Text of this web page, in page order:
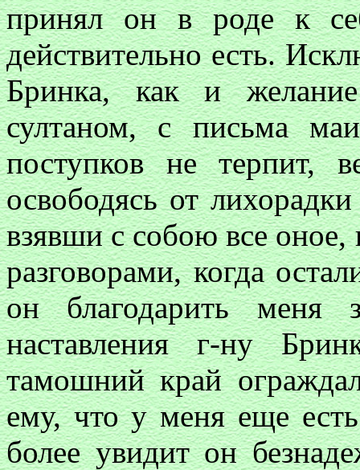
принял он в роде к
действительно есть.
Бринка, как и
султаном, с письма
поступков не терпит,
освободясь от
взявши с собою все оное,
разговорами, когда
он благодарить меня
наставления г-ну
тамошний край
ему, что у меня еще
более увидит он